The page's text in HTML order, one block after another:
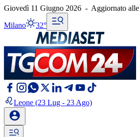
Giovedì 11 Giugno 2026 - Aggiornato alle
Milano 32°
Leone (23 Lug - 23 Ago)